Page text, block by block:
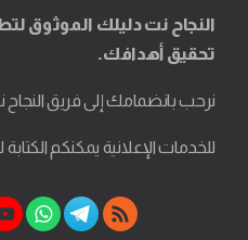
النجاح نت دليلك الموثوق
تحقيق أهدافك.
نرحب بانضمامك إلى فريق النجاح
للخدمات الإعلانية يمكنكم الكتابة